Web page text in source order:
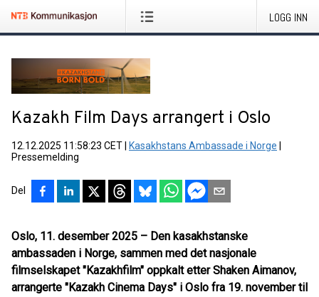
LOGG INN
Kazakh Film Days arrangert i Oslo
12.12.2025 11:58:23 CET Kasakhstans Ambassade i Norge
Pressemelding
Del
Oslo, 11. desember 2025 – Den kasakhstanske
ambassaden i Norge, sammen med det nasjonale
filmselskapet "Kazakhfilm" oppkalt etter Shaken Aimanov,
arrangerte "Kazakh Cinema Days" i Oslo fra 19. november til